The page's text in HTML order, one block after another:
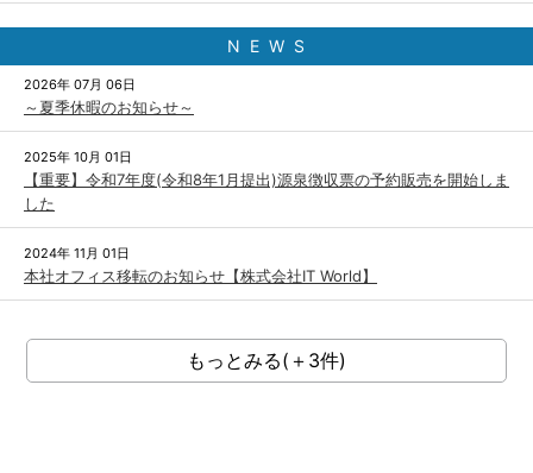
N E W S
2026年 07月 06日
～夏季休暇のお知らせ～
2025年 10月 01日
【重要】令和7年度(令和8年1月提出)源泉徴収票の予約販売を開始しま
した
2024年 11月 01日
本社オフィス移転のお知らせ【株式会社IT World】
もっとみる(＋3件)